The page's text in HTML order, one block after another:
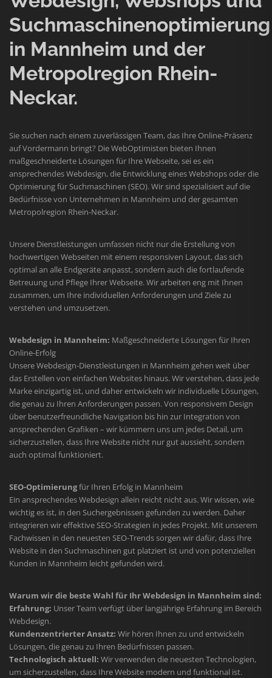
Suchmaschinenoptimierung
in Mannheim und der
Metropolregion Rhein-
Neckar.
Sie suchen nach einem zuverlässigen Team, das Ihre Online-Präsenz
auf Vordermann bringt? Die WebOptimisten bieten Ihnen
maßgeschneiderte Lösungen für Ihre Webseite, sei es ein
ansprechendes Webdesign, die Entwicklung eines Webshops oder die
Optimierung für Suchmaschinen (SEO). Wir sind spezialisiert auf die
Bedürfnisse von Unternehmen in Mannheim und der gesamten
Metropolregion Rhein-Neckar.
Unsere Dienstleistungen umfassen nicht nur die Erstellung von
hochwertigen Webseiten mit einem responsiven Layout, das sich
optimal an alle Endgeräte anpasst, sondern auch die fortlaufende
Betreuung und Pflege Ihrer Webseite. Wir arbeiten eng mit Ihnen
zusammen, um Ihre individuellen Anforderungen und Ziele zu
verstehen und umzusetzen.
Webdesign in Mannheim: Maßgeschneiderte Lösungen für Ihren
Online-Erfolg
Unsere Webdesign-Dienstleistungen in Mannheim gehen weit über
das Erstellen von einfachen Websites hinaus. Wir verstehen, dass jede
Marke einzigartig ist, und daher entwickeln wir individuelle Lösungen,
die genau zu Ihren Anforderungen passen. Von responsivem Design
über benutzerfreundliche Navigation bis hin zur Integration von
ansprechenden Grafiken – wir kümmern uns um jedes Detail, um
sicherzustellen, dass Ihre Website nicht nur gut aussieht, sondern
auch optimal funktioniert.
SEO-Optimierungfür Ihren Erfolg in Mannheim
Ein ansprechendes Webdesign allein reicht nicht aus. Wir wissen, wie
wichtig es ist, in den Suchergebnissen gefunden zu werden. Daher
integrieren wir effektive SEO-Strategien in jedes Projekt. Mit unserem
Fachwissen in den neuesten SEO-Trends sorgen wir dafür, dass Ihre
Website in den Suchmaschinen gut platziert ist und von potenziellen
Kunden in Mannheim leicht gefunden wird.
Warum wir die beste Wahl für Ihr Webdesign in Mannheim sind:
Erfahrung: Unser Team verfügt über langjährige Erfahrung im Bereich
Webdesign.
Kundenzentrierter Ansatz: Wir hören Ihnen zu und entwickeln
Lösungen, die genau zu Ihren Bedürfnissen passen.
Technologisch aktuell: Wir verwenden die neuesten Technologien,
um sicherzustellen, dass Ihre Website modern und funktional ist.